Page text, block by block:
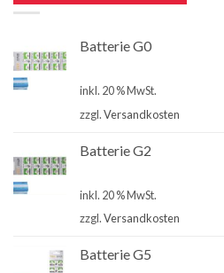
Batterie G0
inkl. 20 % MwSt.
zzgl.Versandkosten
Batterie G2
inkl. 20 % MwSt.
zzgl.Versandkosten
Batterie G5